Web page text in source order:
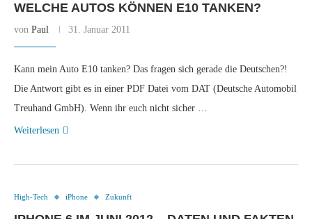
WELCHE AUTOS KÖNNEN E10 TANKEN?
von Paul 31. Januar 2011
Kann mein Auto E10 tanken? Das fragen sich gerade die Deutschen?!
Die Antwort gibt es in einer PDF Datei vom DAT (Deutsche Automobil
Treuhand GmbH). Wenn ihr euch nicht sicher …
Weiterlesen
High-Tech iPhone Zukunft